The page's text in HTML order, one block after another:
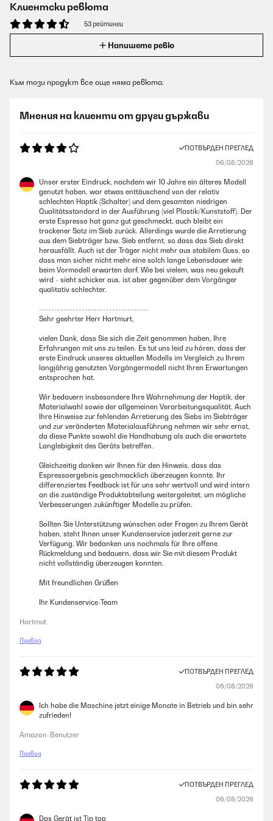
Клиентски ревюта
53 рейтинги
Напишете ревю
Към този продукт все още няма ревюта.
Мнения на клиенти от други държави
ПОТВЪРДЕН ПРЕГЛЕД
06/08/2026
Unser erster Eindruck, nachdem wir 10 Jahre ein älteres Modell
genutzt haben, war etwas enttäuschend von der relativ
schlechten Haptik (Schalter) und dem gesamten niedrigen
Qualitätsstandard in der Ausführung (viel Plastik/Kunststoff). Der
erste Espresso hat ganz gut geschmeckt, auch bleibt ein
trockener Satz im Sieb zurück. Allerdings wurde die Arretierung
aus dem Siebträger bzw. Sieb entfernt, so dass das Sieb direkt
herausfällt. Auch ist der Träger nicht mehr aus stabilem Guss, so
dass man sicher nicht mehr eine solch lange Lebensdauer wie
beim Vormodell erwarten darf. Wie bei vielem, was neu gekauft
wird - sieht schicker aus, ist aber gegenüber dem Vorgänger
qualitativ schlechter.
------------------------------------
Sehr geehrter Herr Hartmurt,
vielen Dank, dass Sie sich die Zeit genommen haben, Ihre
Erfahrungen mit uns zu teilen. Es tut uns leid zu hören, dass der
erste Eindruck unseres aktuellen Modells im Vergleich zu Ihrem
langjährig genutzten Vorgängermodell nicht Ihren Erwartungen
entsprochen hat.
Wir bedauern insbesondere Ihre Wahrnehmung der Haptik, der
Materialwahl sowie der allgemeinen Verarbeitungsqualität. Auch
Ihre Hinweise zur fehlenden Arretierung des Siebs im Siebträger
und zur veränderten Materialausführung nehmen wir sehr ernst,
da diese Punkte sowohl die Handhabung als auch die erwartete
Langlebigkeit des Geräts betreffen.
Gleichzeitig danken wir Ihnen für den Hinweis, dass das
Espressoergebnis geschmacklich überzeugen konnte. Ihr
differenziertes Feedback ist für uns sehr wertvoll und wird intern
an die zuständige Produktabteilung weitergeleitet, um mögliche
Verbesserungen zukünftiger Modelle zu prüfen.
Sollten Sie Unterstützung wünschen oder Fragen zu Ihrem Gerät
haben, steht Ihnen unser Kundenservice jederzeit gerne zur
Verfügung. Wir bedanken uns nochmals für Ihre offene
Rückmeldung und bedauern, dass wir Sie mit diesem Produkt
nicht vollständig überzeugen konnten.
Mit freundlichen Grüßen
Ihr Kundenservice-Team
Hartmut
Превод
ПОТВЪРДЕН ПРЕГЛЕД
06/08/2026
Ich habe die Maschine jetzt einige Monate in Betrieb und bin sehr
zufrieden!
Amazon-Benutzer
Превод
ПОТВЪРДЕН ПРЕГЛЕД
06/08/2026
Das Gerät ist Tip top